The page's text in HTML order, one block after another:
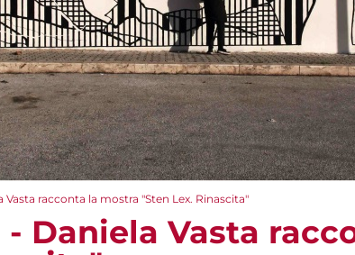
racconta la mostra "Sten Lex. Rinascita"
Daniela Vasta